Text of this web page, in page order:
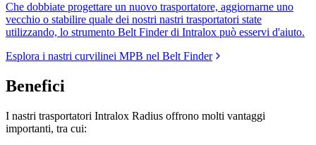
Che dobbiate progettare un nuovo trasportatore, aggiornarne uno
vecchio o stabilire quale dei nostri nastri trasportatori state
utilizzando, lo strumento Belt Finder di Intralox può esservi d'aiuto.
Esplora i nastri curvilinei MPB nel Belt Finder
Benefici
I nastri trasportatori Intralox Radius offrono molti vantaggi
importanti, tra cui: